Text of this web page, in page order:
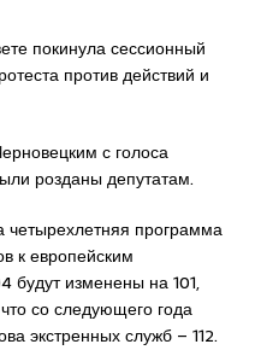
покинула сессионный
против действий и
с голоса
розданы депутатам.
четырехлетняя программа
к европейским
будут изменены на 101,
со следующего года
экстренных служб – 112.